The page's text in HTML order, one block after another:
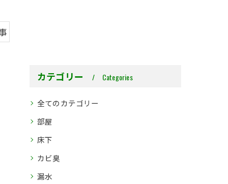
カテゴリー Categories
全てのカテゴリー
部屋
床下
カビ臭
漏水